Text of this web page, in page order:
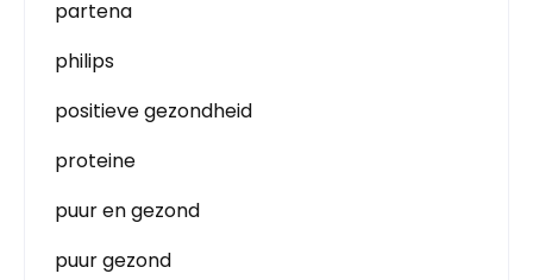
partena
philips
positieve gezondheid
proteine
puur en gezond
puur gezond